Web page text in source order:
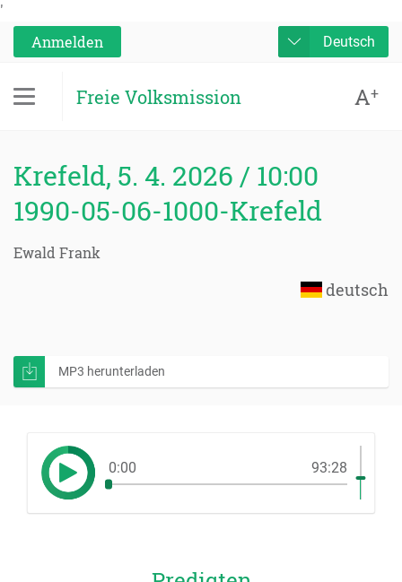
'
Anmelden
Deutsch
Freie Volksmission A+
Krefeld, 5. 4. 2026 / 10:00
1990-05-06-1000-Krefeld
Ewald Frank
deutsch
MP3 herunterladen
0:00 93:28